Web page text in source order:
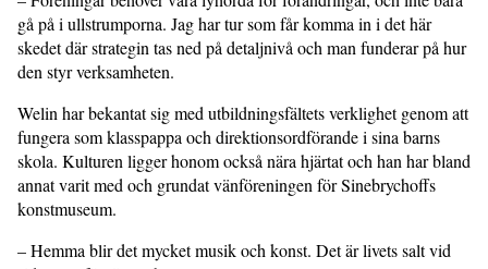
gå på i ullstrumporna. Jag har tur som får komma in i det här
skedet där strategin tas ned på detaljnivå och man funderar på hur
den styr verksamheten.
Welin har bekantat sig med utbildningsfältets verklighet genom att
fungera som klasspappa och direktionsordförande i sina barns
skola. Kulturen ligger honom också nära hjärtat och han har bland
annat varit med och grundat vänföreningen för Sinebrychoffs
konstmuseum.
– Hemma blir det mycket musik och konst. Det är livets salt vid